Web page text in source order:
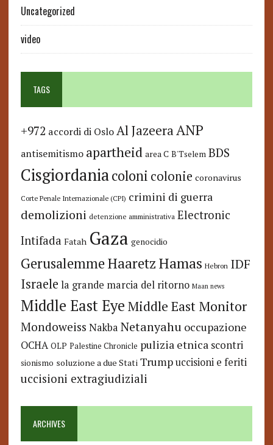
Uncategorized
video
TAGS
+972 accordi di Oslo Al JazeeraANP
antisemitismo apartheid area C B'Tselem BDS
Cisgiordaniacoloni colonie coronavirus
Corte Penale Internazionale (CPI) crimini di guerra
demolizioni detenzione amministrativa Electronic
Intifada Fatah Gaza genocidio
GerusalemmeHaaretzHamas Hebron IDF
Israele la grande marcia del ritorno Maan news
Middle East Eye Middle East Monitor
Mondoweiss Nakba Netanyahu occupazione
OCHA OLP Palestine Chronicle pulizia etnica scontri
sionismo soluzione a due Stati Trump uccisioni e feriti
uccisioni extragiudiziali
ARCHIVES